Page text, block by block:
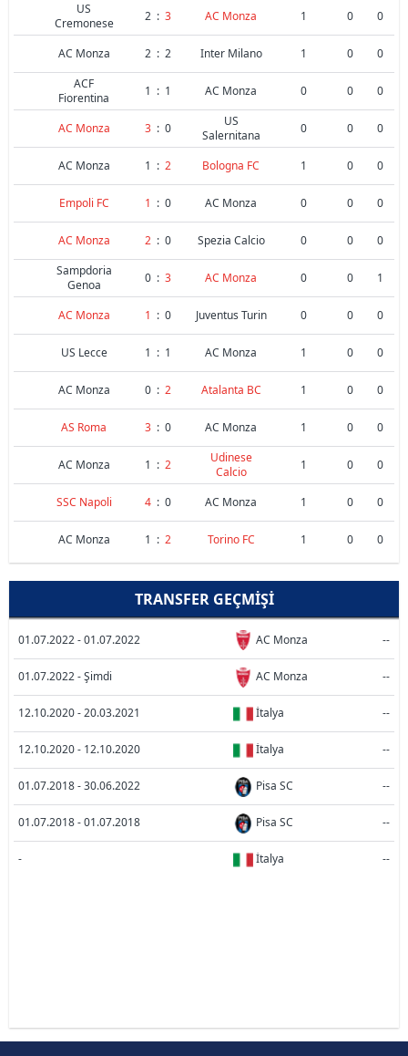
US
Cremonese
2 : 3 AC Monza 1 0 0
AC Monza 2 : 2 Inter Milano 1 0
0
ACF
Fiorentina
1 : 1 AC Monza 0 0 0
AC Monza 3 : 0
US
Salernitana
0 0 0
AC Monza 1 : 2 Bologna FC 1 0 0
Empoli FC 1 : 0 AC Monza 0 0 0
AC Monza 2 : 0 Spezia Calcio 0 0
0
Sampdoria
Genoa
0 : 3 AC Monza 0 0 1
AC Monza 1 : 0 Juventus Turin 0 0 0
US Lecce 1 : 1 AC Monza 1 0 0
AC Monza 0 : 2 Atalanta BC 1 0 0
AS Roma 3 : 0 AC Monza 1 0 0
AC Monza 1 : 2
Udinese
Calcio
1 0 0
SSC Napoli 4 : 0 AC Monza 1 0 0
AC Monza 1 : 2 Torino FC 1 0 0
TRANSFER GEÇMIŞI
01.07.2022 - 01.07.2022 AC Monza --
01.07.2022 - Şimdi AC Monza --
12.10.2020 - 20.03.2021 İtalya --
12.10.2020 - 12.10.2020 İtalya --
01.07.2018 - 30.06.2022 Pisa SC --
01.07.2018 - 01.07.2018 Pisa SC --
- İtalya --